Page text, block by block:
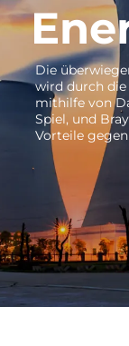
Die
wird durch die
mithilfe von
Spiel, und
Vorteile